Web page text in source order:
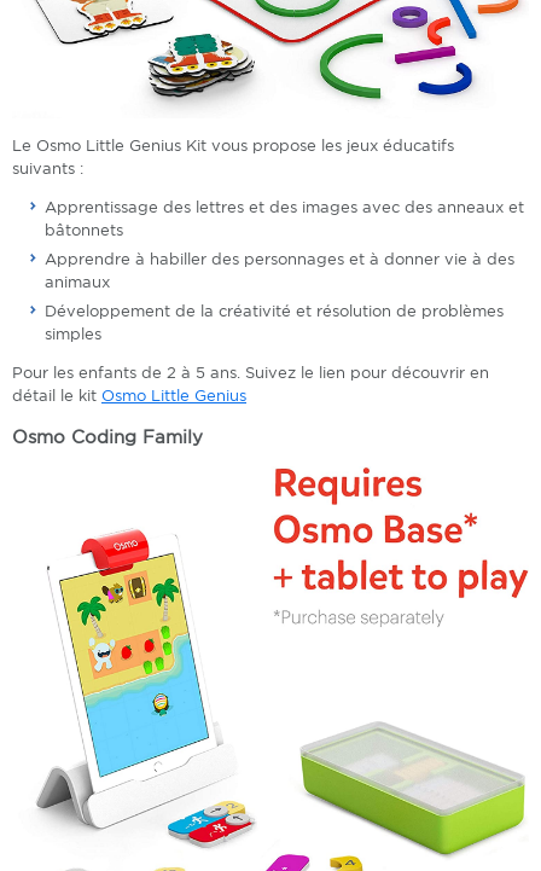
Le Osmo Little Genius Kit vous propose les jeux éducatifs
suivants :
Apprentissage des lettres et des images avec des anneaux et
bâtonnets
Apprendre à habiller des personnages et à donner vie à des
animaux
Développement de la créativité et résolution de problèmes
simples
Pour les enfants de 2 à 5 ans. Suivez le lien pour découvrir en
détail le kit Osmo Little Genius
Osmo Coding Family